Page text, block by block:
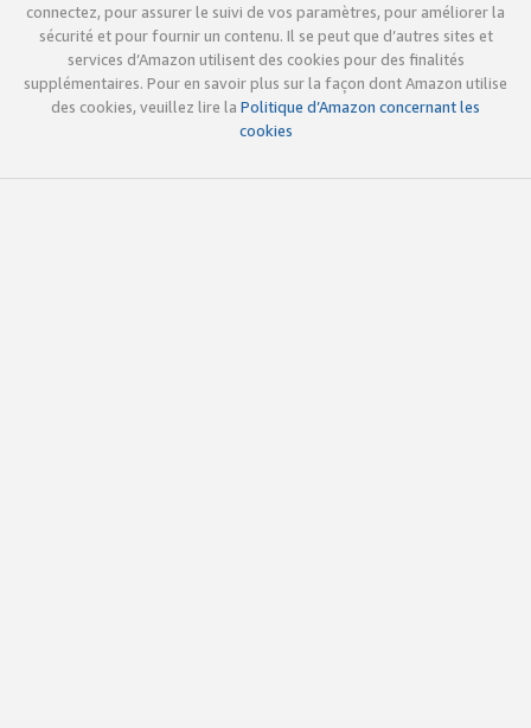
connectez, pour assurer le suivi de vos paramètres, pour améliorer la
sécurité et pour fournir un contenu. Il se peut que d’autres sites et
services d’Amazon utilisent des cookies pour des finalités
supplémentaires. Pour en savoir plus sur la façon dont Amazon utilise
des cookies, veuillez lire la Politique d’Amazon concernant les
cookies